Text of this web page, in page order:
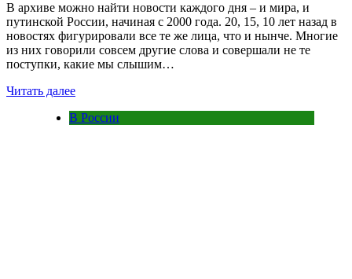
В архиве можно найти новости каждого дня – и мира, и
путинской России, начиная с 2000 года. 20, 15, 10 лет назад в
новостях фигурировали все те же лица, что и нынче. Многие
из них говорили совсем другие слова и совершали не те
поступки, какие мы слышим…
Читать далее
В России